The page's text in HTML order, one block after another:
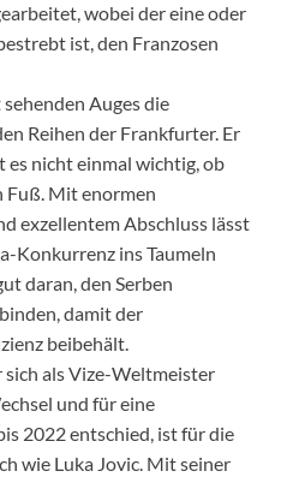
wobei der eine oder
ist, den Franzosen
Auges die
Reihen der Frankfurter. Er
nicht einmal wichtig, ob
Fuß. Mit enormen
exzellentem Abschluss lässt
Konkurrenz ins Taumeln
daran, den Serben
damit der
beibehält.
sich als Vize-Weltmeister
und für eine
2022 entschied, ist für die
wie Luka Jovic. Mit seiner